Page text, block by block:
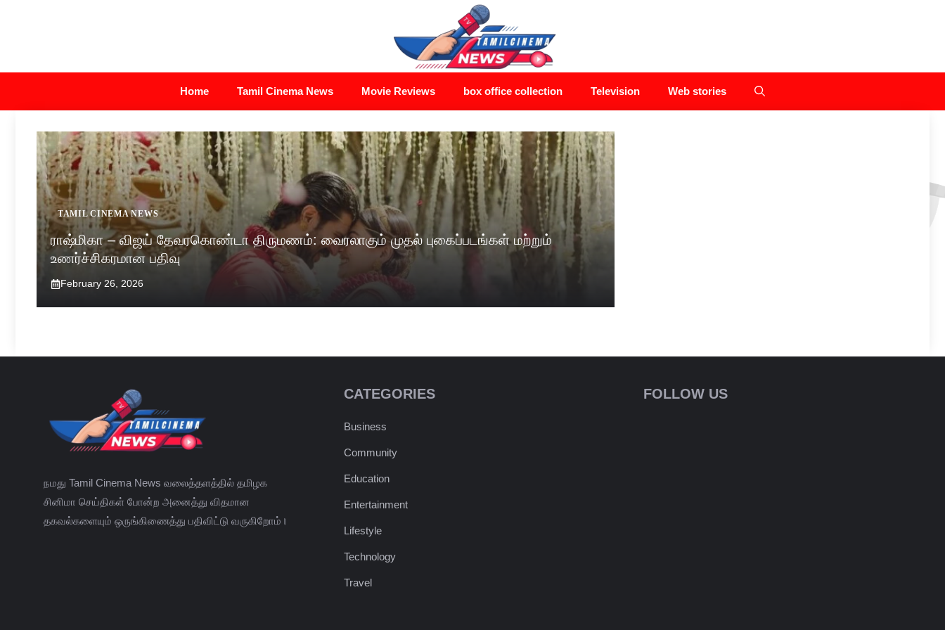
Home Tamil Cinema News Movie Reviews box office collection Television Web stories
TAMIL CINEMA NEWS
ராஷ்மிகா – விஜய் தேவரகொண்டா திருமணம்: வைரலாகும் முதல் புகைப்படங்கள் மற்றும்
உணர்ச்சிகரமான பதிவு
February 26, 2026
நமது Tamil Cinema News வலைத்தளத்தில் தமிழக
சினிமா செய்திகள் போன்ற அனைத்து விதமான
தகவல்களையும் ஒருங்கிணைத்து பதிவிட்டு வருகிறோம்।
CATEGORIES
Business
Community
Education
Entertainment
Lifestyle
Technology
Travel
FOLLOW US